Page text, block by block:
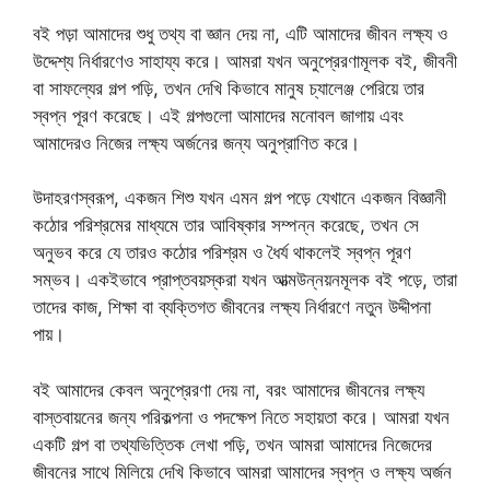
বই পড়া আমাদের শুধু তথ্য বা জ্ঞান দেয় না, এটি আমাদের জীবন লক্ষ্য ও
উদ্দেশ্য নির্ধারণেও সাহায্য করে। আমরা যখন অনুপ্রেরণামূলক বই, জীবনী
বা সাফল্যের গল্প পড়ি, তখন দেখি কিভাবে মানুষ চ্যালেঞ্জ পেরিয়ে তার
স্বপ্ন পূরণ করেছে। এই গল্পগুলো আমাদের মনোবল জাগায় এবং
আমাদেরও নিজের লক্ষ্য অর্জনের জন্য অনুপ্রাণিত করে।
উদাহরণস্বরূপ, একজন শিশু যখন এমন গল্প পড়ে যেখানে একজন বিজ্ঞানী
কঠোর পরিশ্রমের মাধ্যমে তার আবিষ্কার সম্পন্ন করেছে, তখন সে
অনুভব করে যে তারও কঠোর পরিশ্রম ও ধৈর্য থাকলেই স্বপ্ন পূরণ
সম্ভব। একইভাবে প্রাপ্তবয়স্করা যখন আত্মউন্নয়নমূলক বই পড়ে, তারা
তাদের কাজ, শিক্ষা বা ব্যক্তিগত জীবনের লক্ষ্য নির্ধারণে নতুন উদ্দীপনা
পায়।
বই আমাদের কেবল অনুপ্রেরণা দেয় না, বরং আমাদের জীবনের লক্ষ্য
বাস্তবায়নের জন্য পরিকল্পনা ও পদক্ষেপ নিতে সহায়তা করে। আমরা যখন
একটি গল্প বা তথ্যভিত্তিক লেখা পড়ি, তখন আমরা আমাদের নিজেদের
জীবনের সাথে মিলিয়ে দেখি কিভাবে আমরা আমাদের স্বপ্ন ও লক্ষ্য অর্জন